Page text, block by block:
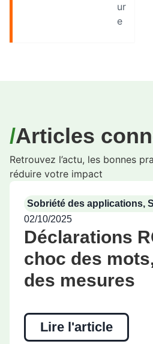
ur
e
Articles
Retrouvez l’actu, les bonnes
réduire votre impact
Sobriété des applications,
02/10/2025
Déclarations
choc des
des mesures
Lire l'article